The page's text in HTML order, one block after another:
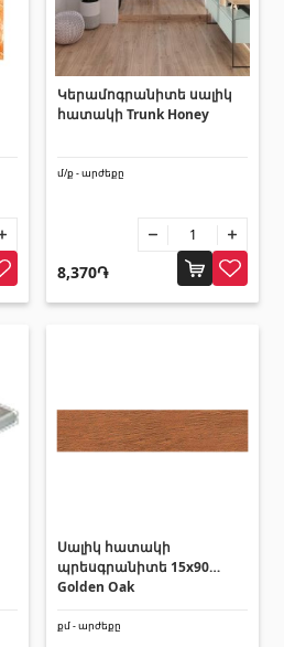
(49)
և
Կերամոգրանիտե սալիկ
հատակի Trunk Honey
մ/ք - արժեքը
8,370֏
Սալիկ հատակի
պրեսգրանիտե 15x90
Golden Oak
քմ - արժեքը